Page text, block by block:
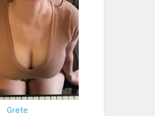
Grete